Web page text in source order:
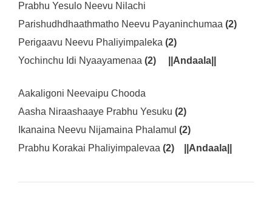
Prabhu Yesulo Neevu Nilachi
Parishudhdhaathmatho Neevu Payaninchumaa (2)
Perigaavu Neevu Phaliyimpaleka (2)
Yochinchu Idi Nyaayamenaa (2) ||Andaala||
Aakaligoni Neevaipu Chooda
Aasha Niraashaaye Prabhu Yesuku (2)
Ikanaina Neevu Nijamaina Phalamul (2)
Prabhu Korakai Phaliyimpalevaa (2) ||Andaala||